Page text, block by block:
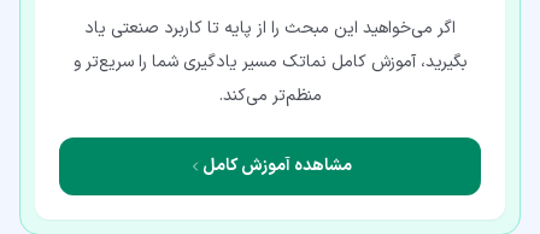
اگر می‌خواهید این مبحث را از پایه تا کاربرد صنعتی یاد
بگیرید، آموزش کامل نماتک مسیر یادگیری شما را سریع‌تر و
منظم‌تر می‌کند.
مشاهده آموزش کامل